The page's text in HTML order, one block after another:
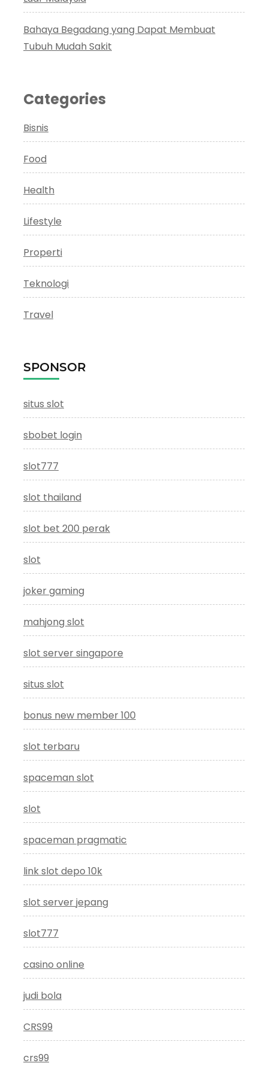
Bahaya Begadang yang Dapat Membuat
Tubuh Mudah Sakit
Categories
Bisnis
Food
Health
Lifestyle
Properti
Teknologi
Travel
SPONSOR
situs slot
sbobet login
slot777
slot thailand
slot bet 200 perak
slot
joker gaming
mahjong slot
slot server singapore
situs slot
bonus new member 100
slot terbaru
spaceman slot
slot
spaceman pragmatic
link slot depo 10k
slot server jepang
slot777
casino online
judi bola
CRS99
crs99